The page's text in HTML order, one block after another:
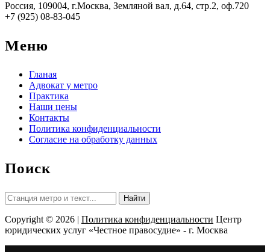
Россия, 109004, г.Москва, Земляной вал, д.64, стр.2, оф.720
+7 (925) 08-83-045
Меню
Гланая
Адвокат у метро
Практика
Наши цены
Контакты
Политика конфиденциальности
Согласие на обработку данных
Поиск
Найти:
Copyright © 2026 | Политика конфиденциальности Центр
юридических услуг «Честное правосудие» - г. Москва